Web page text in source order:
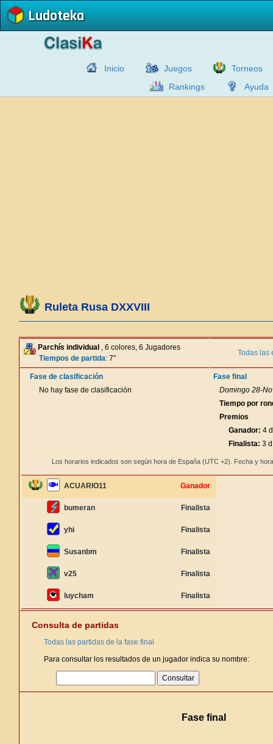
Ludoteka
Inicio Juegos
Torneos
Rankings
Ayuda
Ruleta Rusa DXXVIII
Parchís individual , 6 colores, 6 Jugadores
Tiempos de partida: 7"
Todas las
Fase de clasificación
No hay fase de clasificación
Fase final
Domingo 28-
Tiempo por
Premios
Ganador: 4
Finalista: 3
Los horarios indicados son según hora de España (UTC +2). Fecha y
ACUARIO11 Ganador
bumeran Finalista
yhi Finalista
Susanbm Finalista
v25 Finalista
luycham Finalista
Consulta de partidas
Todas las partidas de la fase final
Para consultar los resultados de un jugador indica su nombre:
Fase final